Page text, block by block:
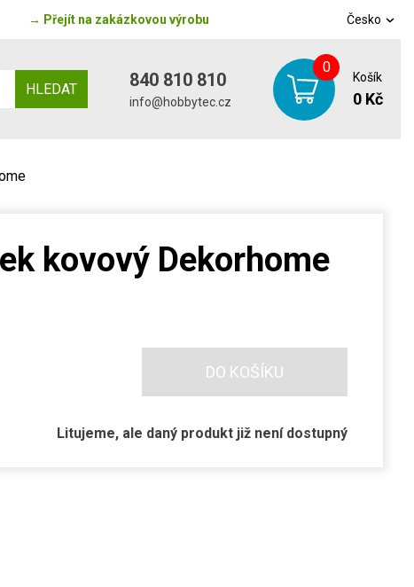
→ Přejít na zakázkovou výrobu Česko
HLEDAT 840 810 810
info@hobbytec.cz
0
Košík
0 Kč
kovový Dekorhome
DO KOŠÍKU
Litujeme, ale daný produkt již není dostupný